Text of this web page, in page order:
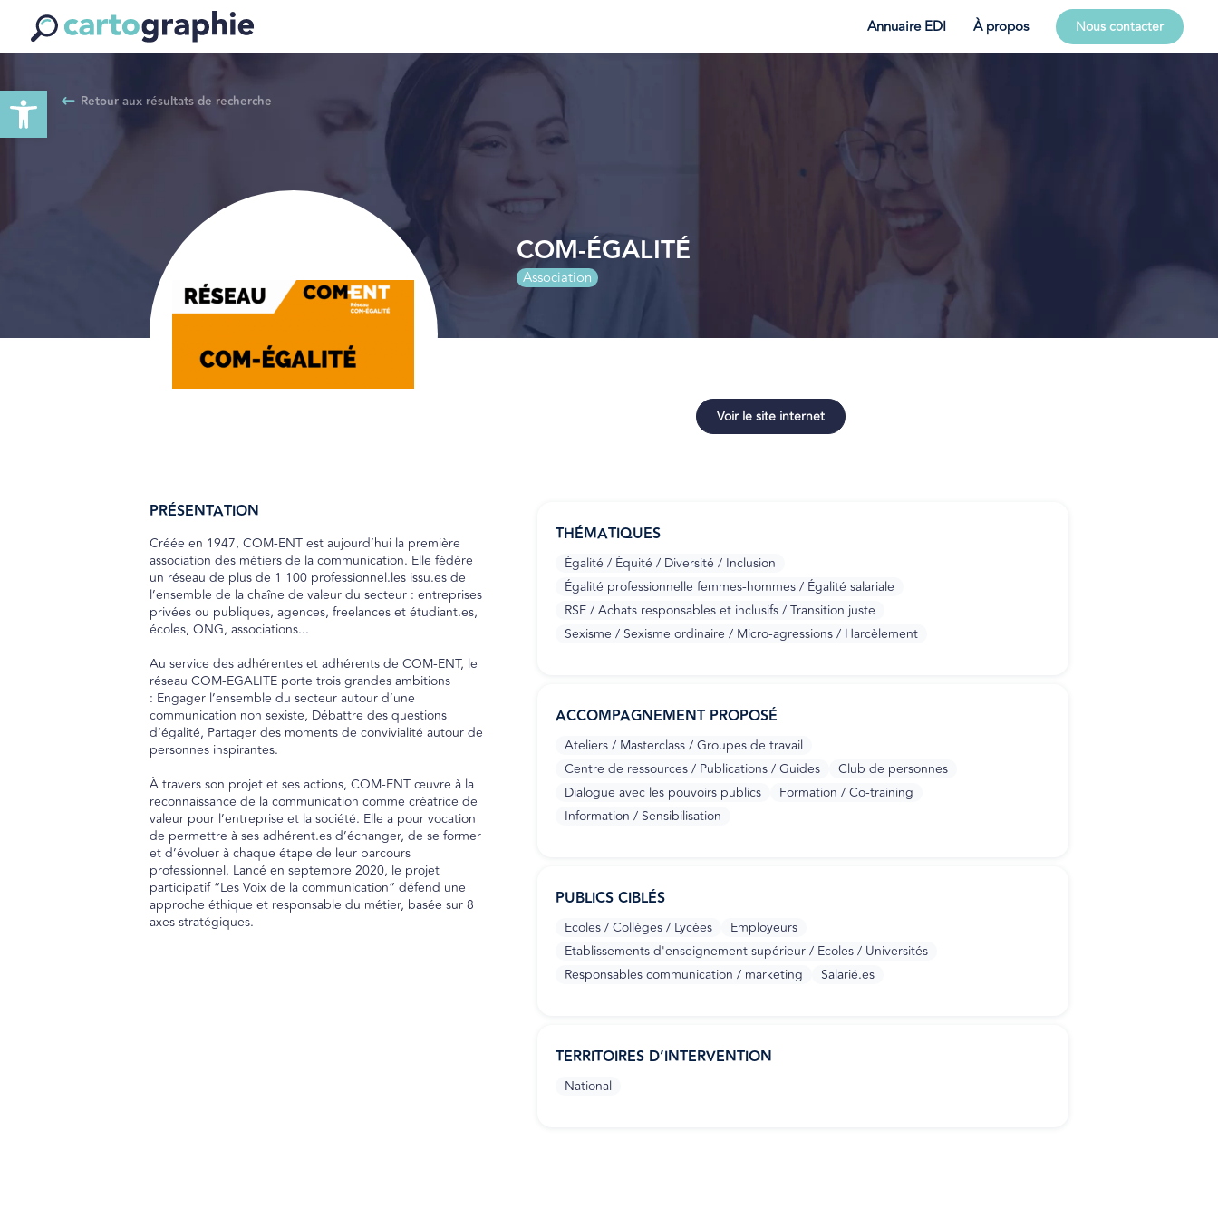
Ouvrir la barre d’outils
Annuaire EDI À propos Nous contacter
Retour aux résultats de recherche
COM-ÉGALITÉ
Association
Voir le site internet
PRÉSENTATION
Créée en 1947, COM-ENT est aujourd’hui la première
association des métiers de la communication. Elle fédère
un réseau de plus de 1 100 professionnel.les issu.es de
l’ensemble de la chaîne de valeur du secteur : entreprises
privées ou publiques, agences, freelances et étudiant.es,
écoles, ONG, associations...
Au service des adhérentes et adhérents de COM-ENT, le
réseau COM-EGALITE porte trois grandes ambitions
: Engager l’ensemble du secteur autour d’une
communication non sexiste, Débattre des questions
d’égalité, Partager des moments de convivialité autour de
personnes inspirantes.
À travers son projet et ses actions, COM-ENT œuvre à la
reconnaissance de la communication comme créatrice de
valeur pour l’entreprise et la société. Elle a pour vocation
de permettre à ses adhérent.es d’échanger, de se former
et d’évoluer à chaque étape de leur parcours
professionnel. Lancé en septembre 2020, le projet
participatif “Les Voix de la communication” défend une
approche éthique et responsable du métier, basée sur 8
axes stratégiques.
THÉMATIQUES
Égalité / Équité / Diversité / Inclusion
Égalité professionnelle femmes-hommes / Égalité salariale
RSE / Achats responsables et inclusifs / Transition juste
Sexisme / Sexisme ordinaire / Micro-agressions / Harcèlement
ACCOMPAGNEMENT PROPOSÉ
Ateliers / Masterclass / Groupes de travail
Centre de ressources / Publications / Guides
Club de personnes
Dialogue avec les pouvoirs publics
Formation / Co-training
Information / Sensibilisation
PUBLICS CIBLÉS
Ecoles / Collèges / Lycées
Employeurs
Etablissements d'enseignement supérieur / Ecoles / Universités
Responsables communication / marketing
Salarié.es
TERRITOIRES D’INTERVENTION
National